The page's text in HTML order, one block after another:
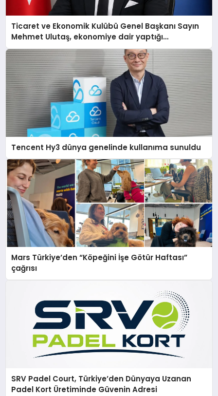
Ticaret ve Ekonomik Kulübü Genel Başkanı Sayın
Mehmet Ulutaş, ekonomiye dair yaptığı
açıklamada şunları kaydetti:
Tencent Hy3 dünya genelinde kullanıma sunuldu
Mars Türkiye’den “Köpeğini İşe Götür Haftası”
çağrısı
SRV Padel Court, Türkiye’den Dünyaya Uzanan
Padel Kort Üretiminde Güvenin Adresi